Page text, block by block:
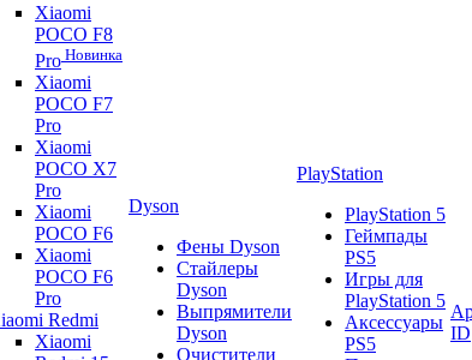
Xiaomi
POCO F8
Pro Новинка
Xiaomi
POCO F7
Pro
Xiaomi
POCO X7
Pro
Xiaomi
POCO F6
Xiaomi
POCO F6
Pro
Redmi
Xiaomi
Dyson
Фены Dyson
Стайлеры
Dyson
Выпрямители
Dyson
Очистители
PlayStation
PlayStation 5
Геймпады
PS5
Игры для
PlayStation 5
Аксессуары
PS5
ID